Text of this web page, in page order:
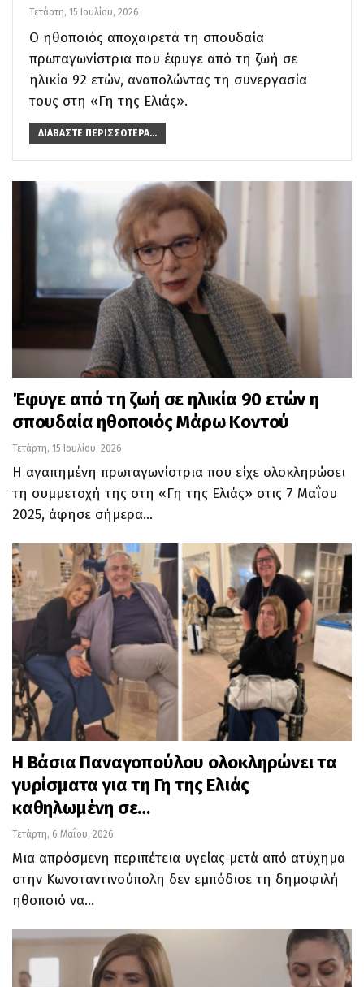
Τετάρτη, 15 Ιουλίου, 2026
Ο ηθοποιός αποχαιρετά τη σπουδαία
πρωταγωνίστρια που έφυγε από τη ζωή σε
ηλικία 92 ετών, αναπολώντας τη συνεργασία
τους στη «Γη της Ελιάς».
ΔΙΑΒΆΣΤΕ ΠΕΡΙΣΣΌΤΕΡΑ...
Έφυγε από τη ζωή σε ηλικία 90 ετών η
σπουδαία ηθοποιός Μάρω Κοντού
Τετάρτη, 15 Ιουλίου, 2026
Η αγαπημένη πρωταγωνίστρια που είχε ολοκληρώσει
τη συμμετοχή της στη «Γη της Ελιάς» στις 7 Μαΐου
2025, άφησε σήμερα…
Η Βάσια Παναγοπούλου ολοκληρώνει τα
γυρίσματα για τη Γη της Ελιάς
καθηλωμένη σε…
Τετάρτη, 6 Μαΐου, 2026
Μια απρόσμενη περιπέτεια υγείας μετά από ατύχημα
στην Κωνσταντινούπολη δεν εμπόδισε τη δημοφιλή
ηθοποιό να…